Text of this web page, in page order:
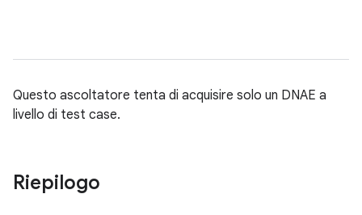
Questo ascoltatore tenta di acquisire solo un DNAE a
livello di test case.
Riepilogo